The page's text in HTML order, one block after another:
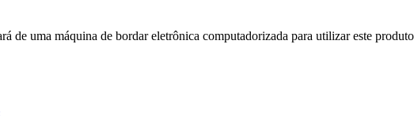
de uma máquina de bordar eletrônica computadorizada para utilizar este